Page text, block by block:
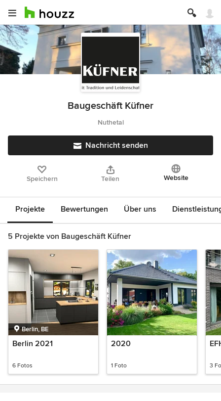
Baugeschäft Küfner
Nuthetal
Nachricht senden
Speichern Teilen Website
Projekte Bewertungen Über uns
5 Projekte von Baugeschäft Küfner
Berlin, BE
Berlin 2021
6 Fotos
2020
1 Foto 3